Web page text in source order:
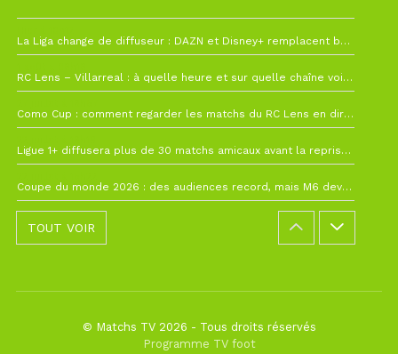
La Liga change de diffuseur : DAZN et Disney+ remplacent beIN Sports !
RC Lens – Villarreal : à quelle heure et sur quelle chaîne voir la finale de la Como Cup ?
Como Cup : comment regarder les matchs du RC Lens en direct ?
Ligue 1+ diffusera plus de 30 matchs amicaux avant la reprise de la Ligue 1
Coupe du monde 2026 : des audiences record, mais M6 devrait perdre très gros !
TOUT VOIR
© Matchs TV 2026 - Tous droits réservés
Programme TV foot